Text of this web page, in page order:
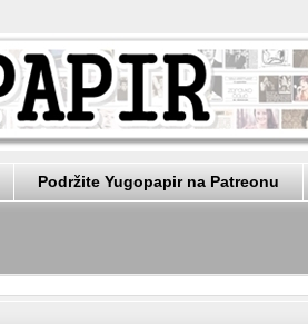
Podržite Yugopapir na Patreonu